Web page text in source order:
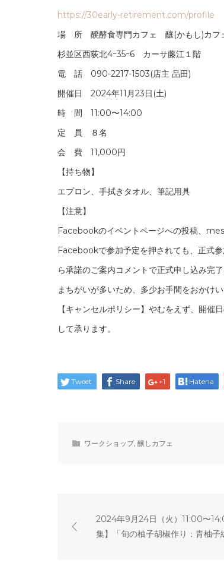
https://30early-retirement.com/profile
場 所 醗酵食専門カフェ 釀(かもし)カフ
杉並区西荻北4ｰ35ｰ6 カーサ藤江１階
電 話 090-2217-1503(店主 品田)
開催日 2024年11月23日(土)
時 間 11:00〜14:00
定 員 ８名
会 費 11,000円
【持ち物】
エプロン、手拭きタオル、筆記用具
【注意】
Facebookのイベントページへの投稿、
Facebookで参加予定を押されても、正式
ら承諾のご案内コメントで正式申し込み完了
まちがいが多いため、多少お手間をおかけ
【キャンセルポリシー】やむをえず、開催
して承ります。
Tweet Share +1 Hatena
ワークショップ, 醸しカフェ
2024年9月24日（火）11:00〜
集】「旬の柚子胡椒作り：青柚子